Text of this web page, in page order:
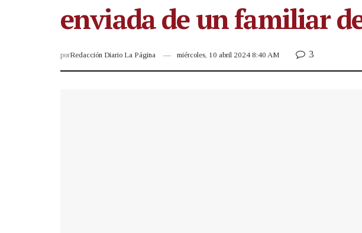
enviada de un familiar
porRedacción Diario La Página miércoles, 10 abril 2024 8:40 AM 3